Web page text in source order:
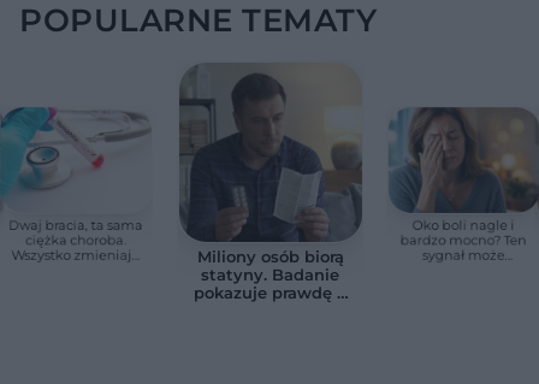
POPULARNE TEMATY
Dwaj bracia, ta sama
ciężka choroba.
Wszystko zmieniają
Miliony osób biorą
statyny. Badanie
pokazuje prawdę o
Oko boli nagle i
bardzo mocno? Ten
sygnał może